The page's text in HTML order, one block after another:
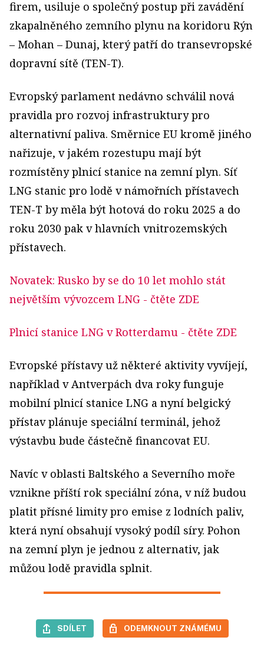
firem, usiluje o společný postup při zavádění
zkapalněného zemního plynu na koridoru Rýn
– Mohan – Dunaj, který patří do transevropské
dopravní sítě (TEN-T).
Evropský parlament nedávno schválil nová
pravidla pro rozvoj infrastruktury pro
alternativní paliva. Směrnice EU kromě jiného
nařizuje, v jakém rozestupu mají být
rozmístěny plnicí stanice na zemní plyn. Síť
LNG stanic pro lodě v námořních přístavech
TEN-T by měla být hotová do roku 2025 a do
roku 2030 pak v hlavních vnitrozemských
přístavech.
Novatek: Rusko by se do 10 let mohlo stát
největším vývozcem LNG - čtěte ZDE
Plnicí stanice LNG v Rotterdamu - čtěte ZDE
Evropské přístavy už některé aktivity vyvíjejí,
například v Antverpách dva roky funguje
mobilní plnicí stanice LNG a nyní belgický
přístav plánuje speciální terminál, jehož
výstavbu bude částečně financovat EU.
Navíc v oblasti Baltského a Severního moře
vznikne příští rok speciální zóna, v níž budou
platit přísné limity pro emise z lodních paliv,
která nyní obsahují vysoký podíl síry. Pohon
na zemní plyn je jednou z alternativ, jak
můžou lodě pravidla splnit.
SDÍLET ODEMKNOUT ZNÁMÉMU